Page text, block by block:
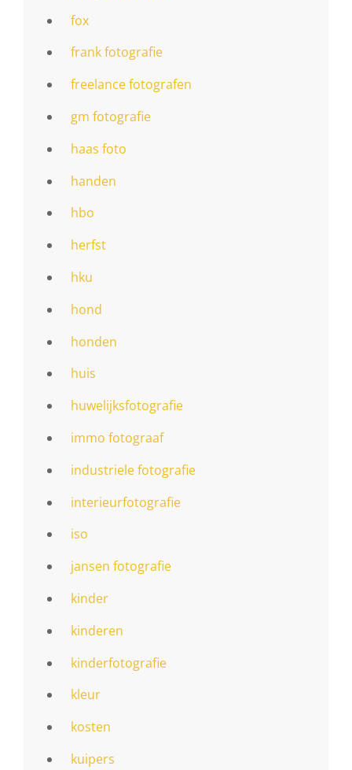
fox
frank fotografie
freelance fotografen
gm fotografie
haas foto
handen
hbo
herfst
hku
hond
honden
huis
huwelijksfotografie
immo fotograaf
industriele fotografie
interieurfotografie
iso
jansen fotografie
kinder
kinderen
kinderfotografie
kleur
kosten
kuipers